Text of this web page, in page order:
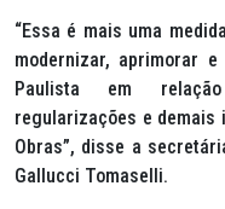
“Essa é mais uma
modernizar, aprimorar
Paulista em
regularizações e demais
Obras”, disse a
Gallucci Tomaselli.